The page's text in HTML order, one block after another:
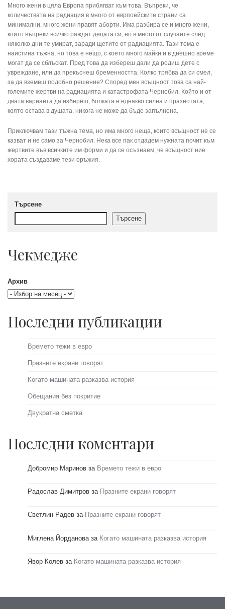
Много жени в цяла Европа прибягват към това. Въпреки, че
количествата на радиация в много от еврпоейските страни са
минимални, много жени правят аборти. Има разбира се и много жени,
които въпреки всичко раждат децата си, но в много от случаите след
няколко дни те умират, заради щетите от радиацията. Тази тема е
наистина тъжна, но това е нещо, с което много майки и в днешно време
могат да се сблъскат. Пред това да избереш дали да родиш дете с
увреждане, или да прекъснеш бременността. Колко трябва да си смел,
за да вземеш подобно решение? Според мен всъщност това са най-
големите жертви на радиацията и катастрофата Чернобил. Който и от
двата варианта да избереш, болката е еднакво силна и празнотата,
която остава в душата, никога не може да бъде запълнена.
Приключвам тази тъжна тема, но има много неща, които всъщност не се
казват и не само за Чернобил. Нека все пак отдадем нужната почит към
жертвите във всичките им форми и да се осъзнаем, че всъщност ние
хората създаваме тези оръжия.
Търсене
Търсене
Чекмедже
Архив
Последни публикации
Времето тежи в евро
Празните екрани говорят
Когато машината разказва история
Обещания без покритие
Двукратна сметка
Последни коментари
Добромир Маринов за Времето тежи в евро
Радослав Димитров за Празните екрани говорят
Светлин Радев за Празните екрани говорят
Миглена Йорданова за Когато машината разказва история
Явор Колев за Когато машината разказва история